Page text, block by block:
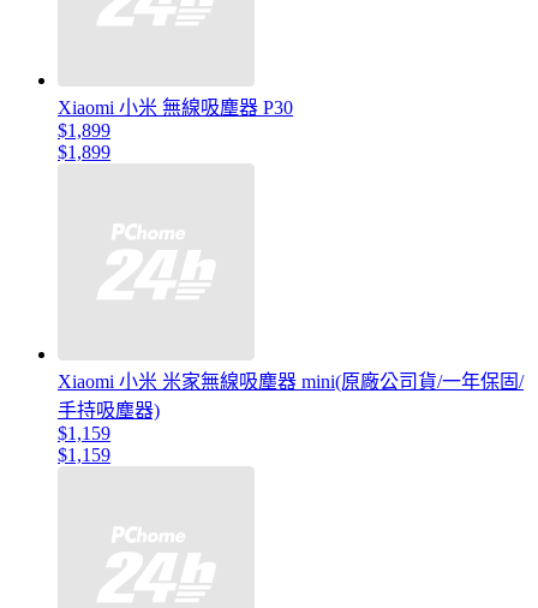
Xiaomi 小米 無線吸塵器 P30
$1,899
$1,899
Xiaomi 小米 米家無線吸塵器 mini(原廠公司貨/一年保固/
手持吸塵器)
$1,159
$1,159